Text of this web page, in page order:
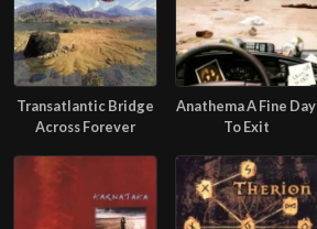
Transatlantic Bridge
Across Forever
Anathema A Fine Day
To Exit